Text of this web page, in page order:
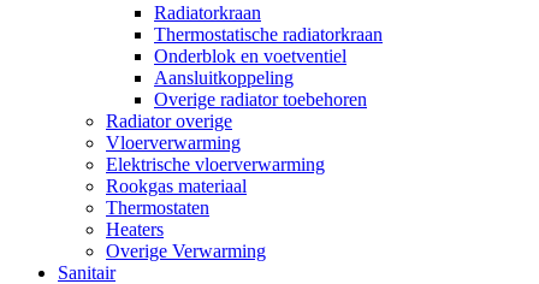
Radiatorkraan
Thermostatische radiatorkraan
Onderblok en voetventiel
Aansluitkoppeling
Overige radiator toebehoren
Radiator overige
Vloerverwarming
Elektrische vloerverwarming
Rookgas materiaal
Thermostaten
Heaters
Overige Verwarming
Sanitair